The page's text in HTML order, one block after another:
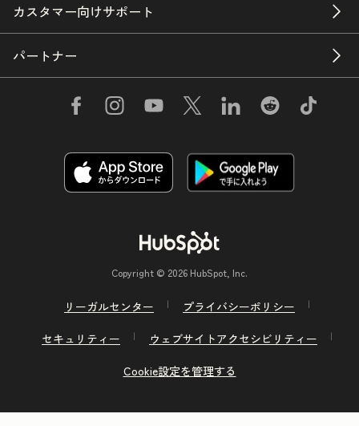
カスタマー向けサポート
パートナー
Copyright © 2026 HubSpot, Inc.
リーガルセンター
プライバシーポリシー
セキュリティー
ウェブサイトアクセシビリティー
Cookie設定を管理する